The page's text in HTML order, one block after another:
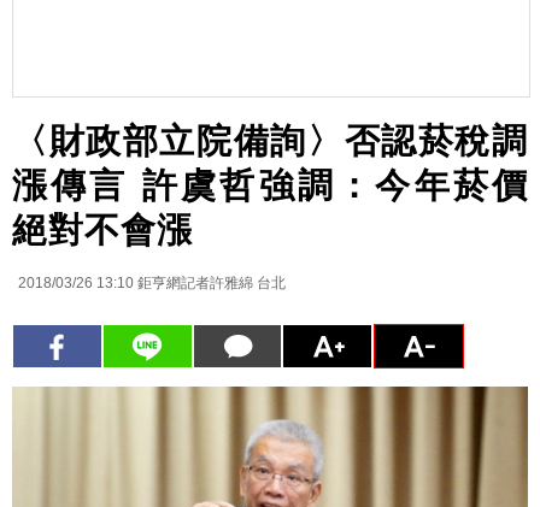
〈財政部立院備詢〉否認菸稅調
漲傳言 許虞哲強調：今年菸價
絕對不會漲
2018/03/26 13:10 鉅亨網記者許雅綿 台北